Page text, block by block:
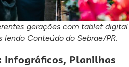
gerações com tablet digital
lendo Conteúdo do Sebrae/PR.
Planilhas